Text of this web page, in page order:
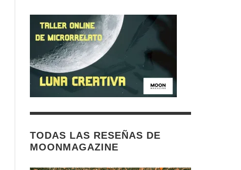
TODAS LAS RESEÑAS DE
MOONMAGAZINE